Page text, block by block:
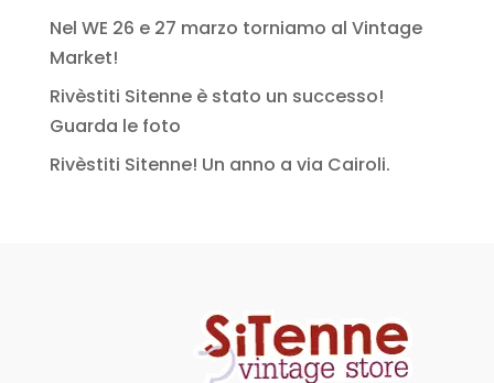
Nel WE 26 e 27 marzo torniamo al Vintage
Market!
Rivèstiti Sitenne è stato un successo!
Guarda le foto
Rivèstiti Sitenne! Un anno a via Cairoli.